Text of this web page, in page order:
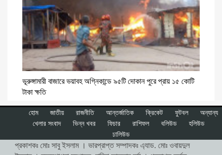
ভূরুঙ্গামারী বাজারে ভয়াবহ অগ্নিকান্ডে ৯৫টি দোকান পুরে প্রায় ১৫ কোটি
টাকা ক্ষতি
হোম জাতীয় রাজনীতি আন্তর্জাতিক ক্রিকেট ফুটবল
অন্যান্য
খেলার সংবাদ
ভিন্ন খবর ফিচার রাশিফল বলিউড
হলিউড
ঢালিউড
প্রকাশকঃ মোঃ সাবু ইসলাম । ভারপ্রাপ্ত সম্পাদকঃ এ্যাড. মোঃ ওবায়দুল